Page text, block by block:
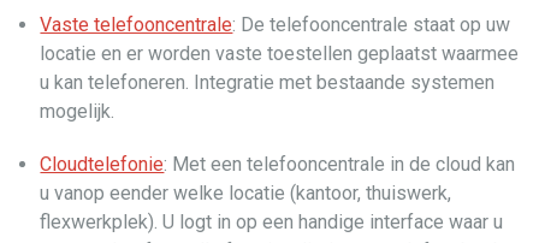
Vaste telefooncentrale: De telefooncentrale staat op uw
locatie en er worden vaste toestellen geplaatst waarmee
u kan telefoneren. Integratie met bestaande systemen
mogelijk.
Cloudtelefonie: Met een telefooncentrale in de cloud kan
u vanop eender welke locatie (kantoor, thuiswerk,
flexwerkplek). U logt in op een handige interface waar u